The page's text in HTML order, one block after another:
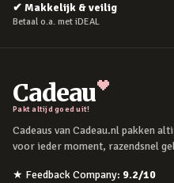
✔ Makkelijk & veilig
Betaal o.a. met iDEAL
Cadeau
Pakt altijd goed uit!
Cadeaus van Cadeau.nl pakken
voor ieder moment, razendsnel
★ Feedback Company: 9.2/10